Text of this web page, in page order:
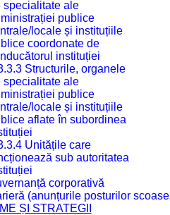
specialitate ale
publice
locale și instituțiile
coordonate de
instituției
Structurile, organele
specialitate ale
publice
locale și instituțiile
aflate în subordinea
Unitățile care
sub autoritatea
corporativă
(anunțurile posturilor
ȘI STRATEGII